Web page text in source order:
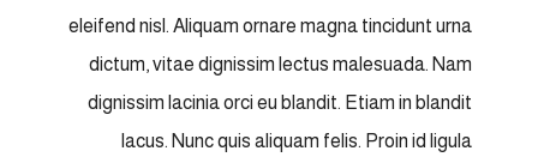
eleifend nisl. Aliquam ornare magna tincidunt urna
dictum, vitae dignissim lectus malesuada. Nam
dignissim lacinia orci eu blandit. Etiam in blandit
lacus. Nunc quis aliquam felis. Proin id ligula